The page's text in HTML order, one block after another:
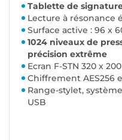
Tablette de
Lecture à résonance
Surface active : 96 x
1024 niveaux de
précision extrême
Ecran F-STN 320 x
Chiffrement AES256
Range-stylet,
USB